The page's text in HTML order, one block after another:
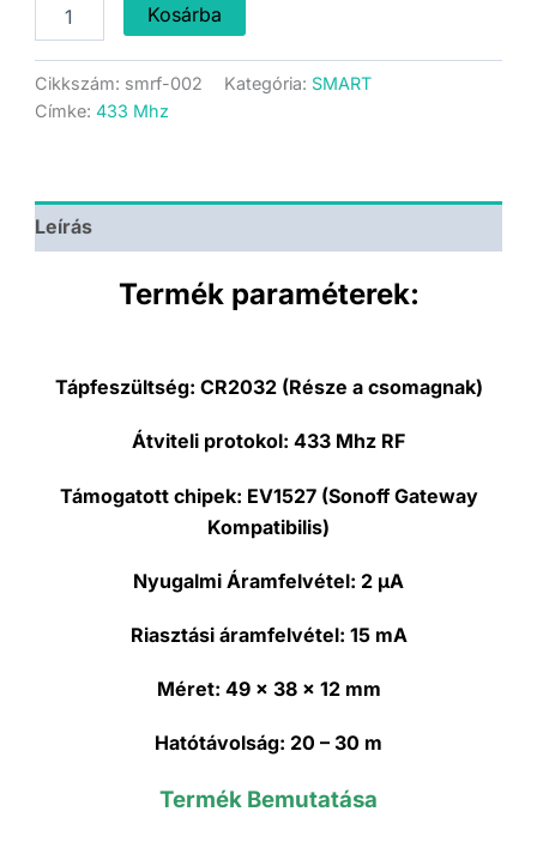
Mhz-
Nyitásérzékelő
Kosárba
Cikkszám: smrf-002 Kategória: SMART
Címke: 433 Mhz
Leírás
Termék paraméterek:
Tápfeszültség: CR2032 (Része a csomagnak)
Átviteli protokol: 433 Mhz RF
Támogatott chipek: EV1527 (Sonoff Gateway
Kompatibilis)
Nyugalmi Áramfelvétel: 2 μA
Riasztási áramfelvétel: 15 mA
Méret: 49x 38 x 12mm
Hatótávolság: 20 – 30 m
Termék Bemutatása